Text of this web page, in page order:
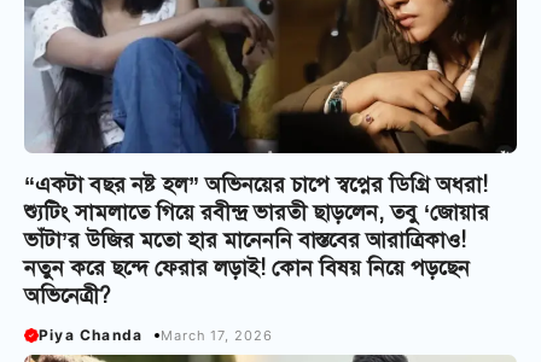
“একটা বছর নষ্ট হল” অভিনয়ের চাপে স্বপ্নের ডিগ্রি অধরা!
শ্যুটিং সামলাতে গিয়ে রবীন্দ্র ভারতী ছাড়লেন, তবু ‘জোয়ার
ভাঁটা’র উজির মতো হার মানেননি বাস্তবের আরাত্রিকাও!
নতুন করে ছন্দে ফেরার লড়াই! কোন বিষয় নিয়ে পড়ছেন
অভিনেত্রী?
Piya Chanda March 17, 2026